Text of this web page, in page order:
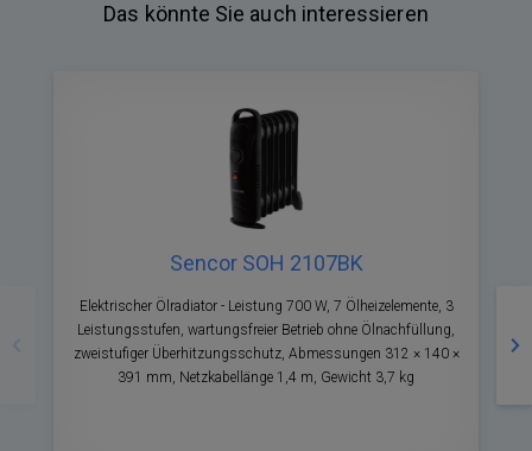
Das könnte Sie auch interessieren
Sencor SOH 2107BK
Elektrischer Ölradiator - Leistung 700 W, 7 Ölheizelemente, 3
Leistungsstufen, wartungsfreier Betrieb ohne Ölnachfüllung,
zweistufiger Überhitzungsschutz, Abmessungen 312 × 140 ×
391 mm, Netzkabellänge 1,4 m, Gewicht 3,7 kg